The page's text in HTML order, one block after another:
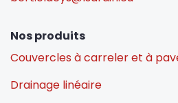
Nos produits
Couvercles à carreler et à
Drainage linéaire